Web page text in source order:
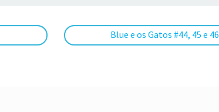
Próximo
Blue e os Gatos #44, 45 e 46